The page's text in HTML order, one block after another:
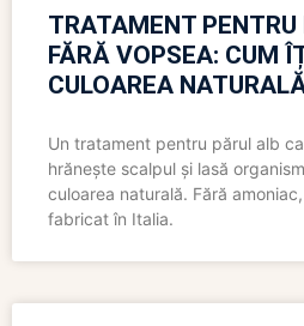
TRATAMENT PENTRU
FĂRĂ VOPSEA: CUM
CULOAREA
Un tratament pentru părul alb
hrănește scalpul și lasă
culoarea naturală. Fără
fabricat în Italia.